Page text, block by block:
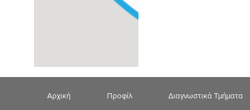
Αρχική Προφίλ Διαγνωστικά Τμήματα